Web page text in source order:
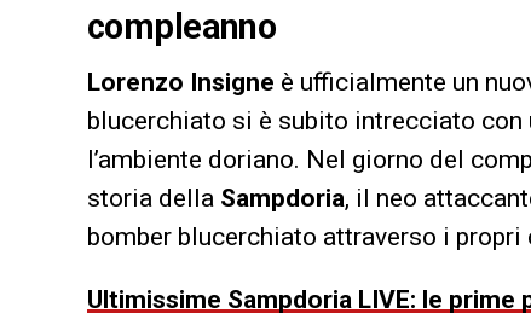
compleanno
Lorenzo Insigne è ufficialmente un
blucerchiato si è subito intrecciato
l’ambiente doriano. Nel giorno del
storia della Sampdoria, il neo
bomber blucerchiato attraverso i propri
Ultimissime Sampdoria LIVE: le